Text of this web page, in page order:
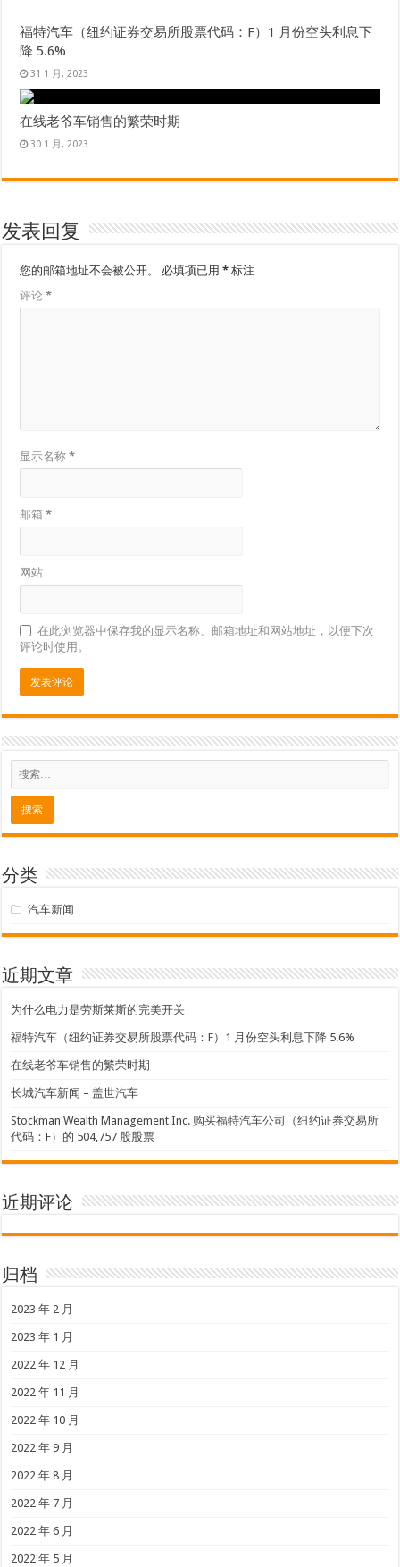
福特汽车（纽约证券交易所股票代码：F）1 月份空头利息下
降 5.6%
31 1 月, 2023
在线老爷车销售的繁荣时期
30 1 月, 2023
发表回复
您的邮箱地址不会被公开。 必填项已用* 标注
评论*
显示名称*
邮箱*
网站
在此浏览器中保存我的显示名称、邮箱地址和网站地址，以便下次
评论时使用。
分类
汽车新闻
近期文章
为什么电力是劳斯莱斯的完美开关
福特汽车（纽约证券交易所股票代码：F）1 月份空头利息下降 5.6%
在线老爷车销售的繁荣时期
长城汽车新闻 – 盖世汽车
Stockman Wealth Management Inc. 购买福特汽车公司（纽约证券交易所
代码：F）的 504,757 股股票
近期评论
归档
2023 年 2 月
2023 年 1 月
2022 年 12 月
2022 年 11 月
2022 年 10 月
2022 年 9 月
2022 年 8 月
2022 年 7 月
2022 年 6 月
2022 年 5 月